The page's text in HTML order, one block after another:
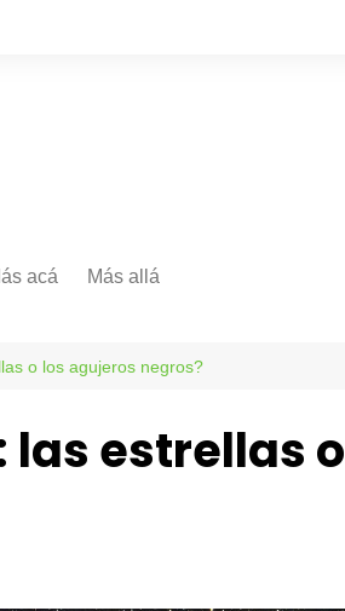
acá Más allá
Internacionales
o los agujeros negros?
las estrellas o